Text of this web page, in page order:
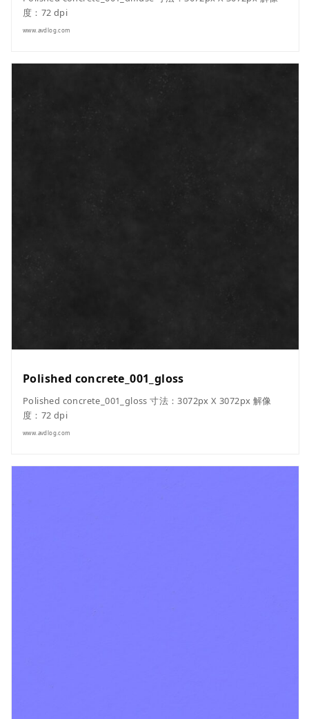
度：72 dpi
www.avdlog.com
Polished concrete_001_gloss
Polished concrete_001_gloss 寸法：3072px X 3072px 解像
度：72 dpi
www.avdlog.com